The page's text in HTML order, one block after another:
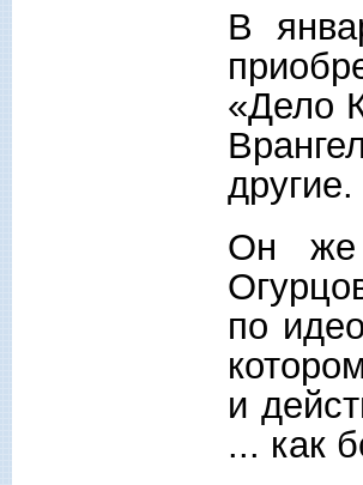
В
«Дело
другие.
Он же
по
и
... как